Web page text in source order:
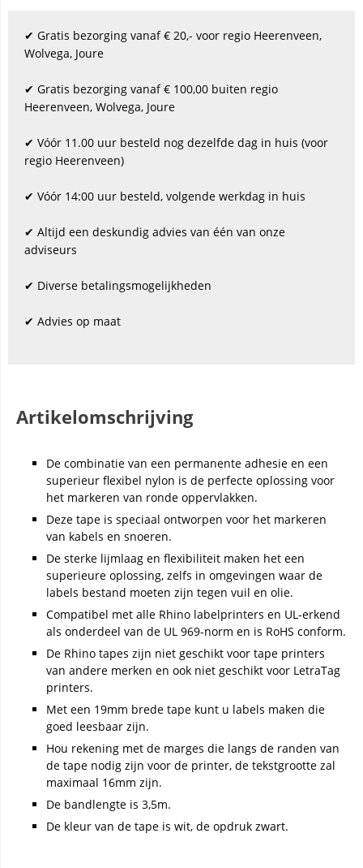
✔ Gratis bezorging vanaf € 20,- voor regio Heerenveen,
Wolvega, Joure
✔ Gratis bezorging vanaf € 100,00 buiten regio
Heerenveen, Wolvega, Joure
✔ Vóór 11.00 uur besteld nog dezelfde dag in huis (voor
regio Heerenveen)
✔ Vóór 14:00 uur besteld, volgende werkdag in huis
✔ Altijd een deskundig advies van één van onze
adviseurs
✔ Diverse betalingsmogelijkheden
✔ Advies op maat
Artikelomschrijving
De combinatie van een permanente adhesie en een
superieur flexibel nylon is de perfecte oplossing voor
het markeren van ronde oppervlakken.
Deze tape is speciaal ontworpen voor het markeren
van kabels en snoeren.
De sterke lijmlaag en flexibiliteit maken het een
superieure oplossing, zelfs in omgevingen waar de
labels bestand moeten zijn tegen vuil en olie.
Compatibel met alle Rhino labelprinters en UL-erkend
als onderdeel van de UL 969-norm en is RoHS conform.
De Rhino tapes zijn niet geschikt voor tape printers
van andere merken en ook niet geschikt voor LetraTag
printers.
Met een 19mm brede tape kunt u labels maken die
goed leesbaar zijn.
Hou rekening met de marges die langs de randen van
de tape nodig zijn voor de printer, de tekstgrootte zal
maximaal 16mm zijn.
De bandlengte is 3,5m.
De kleur van de tape is wit, de opdruk zwart.